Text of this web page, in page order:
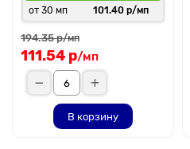
от 30 мп
101.40 р/мп
194.35 р/мп
111.54 р/мп
В корзину